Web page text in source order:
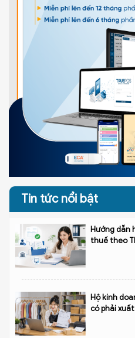
Tin tức nổi bật
Hướng dẫn
thuế theo
Hộ kinh
có phải